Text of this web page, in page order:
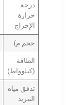
درجة
حرارة
الإخراج
حجم م)
الطاقة
(كيلوواط)
تدفق مياه
التبريد